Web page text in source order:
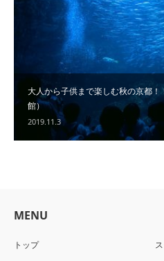
大人から子供まで楽しむ秋の京都
館）
2019.11.3
MENU
トップ